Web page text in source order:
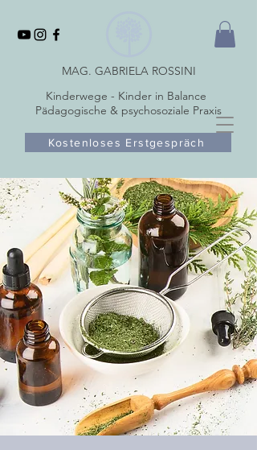
MAG. GABRIELA ROSSINI
Kinderwege - Kinder in Balance
Pädagogische & psychosoziale Praxis
Kostenloses Erstgespräch